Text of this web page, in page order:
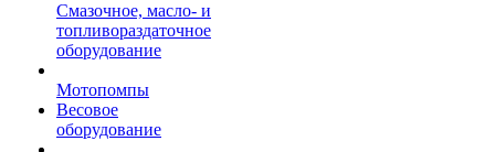
Смазочное, масло- и
топливораздаточное
оборудование
Мотопомпы
Весовое
оборудование